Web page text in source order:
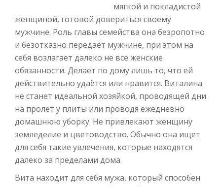
мягкой и покладистой
женщиной, готовой довериться своему
мужчине. Роль главы семейства она безропотно
и безотказно передаёт мужчине, при этом на
себя возлагает далеко не все женские
обязанности. Делает по дому лишь то, что ей
действительно удаётся или нравится. Виталина
не станет идеальной хозяйкой, проводящей дни
на пролет у плиты или проводя ежедневно
домашнюю уборку. Не привлекают женщину
земледелие и цветоводство. Обычно она ищет
для себя такие увлечения, которые находятся
далеко за пределами дома.
Вита находит для себя мужа, который способен